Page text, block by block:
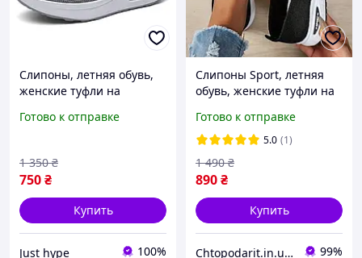
Слипоны, летняя обувь,
женские туфли на
мокасины размер 37,
Готово к отправке
750₴
1 350 ₴
Купить
Just hype 100%
Слипоны Sport, летняя
обувь, женские туфли на
мокасины размер 39,
черные Код 00-0707
Готово к отправке
5.0 (1)
890₴
1 490 ₴
Купить
Chtopodarit.in.ua-інтернет-магазин цікавих подарунків 99%